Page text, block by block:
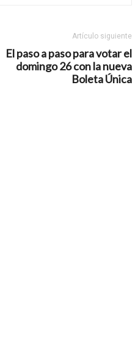
Artículo siguiente
El paso a paso para votar el
domingo 26 con la nueva
Boleta Única